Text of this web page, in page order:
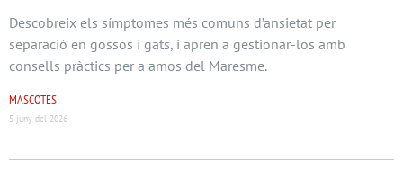
Descobreix els símptomes més comuns d’ansietat per
separació en gossos i gats, i apren a gestionar-los amb
consells pràctics per a amos del Maresme.
MASCOTES
5 juny del 2026